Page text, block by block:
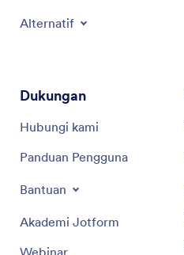
Alternatif
Dukungan
Hubungi kami
Panduan Pengguna
Bantuan
Akademi Jotform